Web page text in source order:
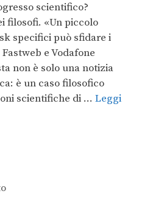
scientifico?
filosofi. «Un piccolo
specifici può sfidare i
e Vodafone
non è solo una notizia
è un caso filosofico
scientifiche di … Leggi